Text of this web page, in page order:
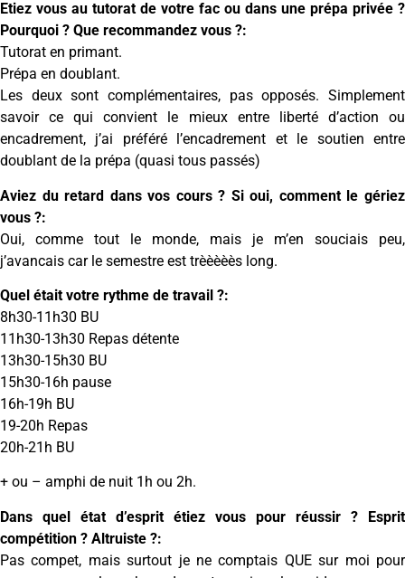
Etiez vous au tutorat de votre fac ou dans une prépa privée ?
Pourquoi ? Que recommandez vous ?:
Tutorat en primant.
Prépa en doublant.
Les deux sont complémentaires, pas opposés. Simplement
savoir ce qui convient le mieux entre liberté d’action ou
encadrement, j’ai préféré l’encadrement et le soutien entre
doublant de la prépa (quasi tous passés)
Aviez du retard dans vos cours ? Si oui, comment le gériez
vous ?:
Oui, comme tout le monde, mais je m’en souciais peu,
j’avancais car le semestre est trèèèèès long.
Quel était votre rythme de travail ?:
8h30-11h30 BU
11h30-13h30 Repas détente
13h30-15h30 BU
15h30-16h pause
16h-19h BU
19-20h Repas
20h-21h BU
+ ou – amphi de nuit 1h ou 2h.
Dans quel état d’esprit étiez vous pour réussir ? Esprit
compétition ? Altruiste ?:
Pas compet, mais surtout je ne comptais QUE sur moi pour